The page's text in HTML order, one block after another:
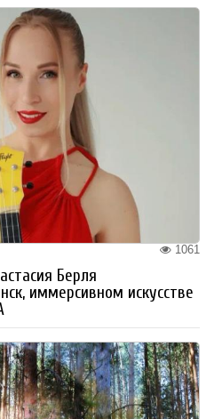
1061
Берля
иммерсивном искусстве